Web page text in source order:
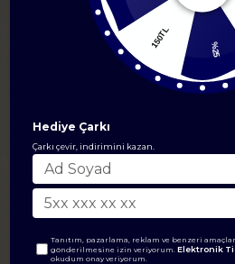
150TL
Hediye Çarkı
Çarkı çevir, indirimini kazan.
Tanıtım, pazarlama, reklam ve benzeri
gönderilmesine izin veriyorum.Elektronik
okudum onay veriyorum.